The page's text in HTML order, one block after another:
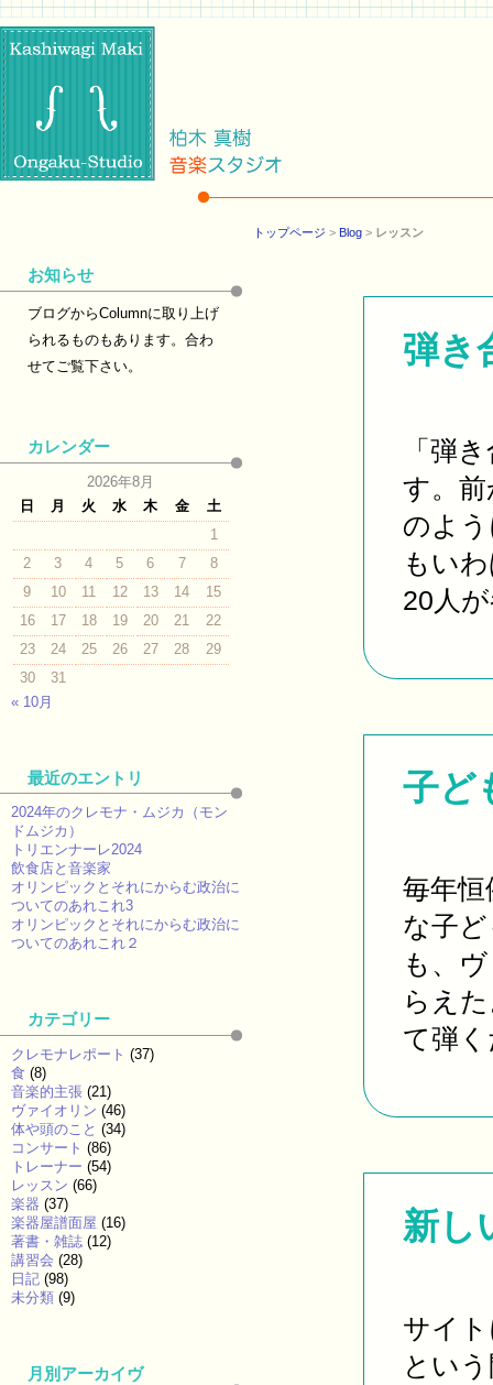
トップページ > Blog > レッスン
弾き
「弾
す。
のよ
もい
20人
子ど
毎年
な子
も、
らえ
て弾
新し
サイ
とい
お知らせ
ブログからColumnに取り上げ
られるものもあります。合わ
せてご覧下さい。
カレンダー
2026年8月
日
月 火 水 木 金
土
1
2
3 4 5 6 7
8
9
10 11 12 13 14
15
16
17 18 19 20 21
22
23
24 25 26 27 28
29
30
31
« 10月
最近のエントリ
2024年のクレモナ・ムジカ（モン
ドムジカ）
トリエンナーレ2024
飲食店と音楽家
オリンピックとそれにからむ政治に
ついてのあれこれ3
オリンピックとそれにからむ政治に
ついてのあれこれ２
カテゴリー
クレモナレポート (37)
食 (8)
音楽的主張 (21)
ヴァイオリン (46)
体や頭のこと (34)
コンサート (86)
トレーナー (54)
レッスン (66)
楽器 (37)
楽器屋譜面屋 (16)
著書・雑誌 (12)
講習会 (28)
日記 (98)
未分類 (9)
月別アーカイヴ